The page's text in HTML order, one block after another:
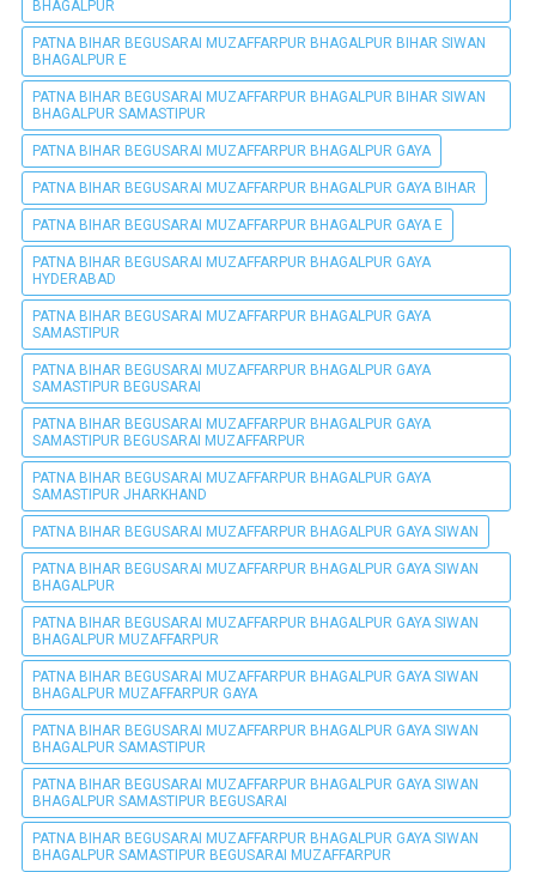
BHAGALPUR
PATNA BIHAR BEGUSARAI MUZAFFARPUR BHAGALPUR BIHAR SIWAN
BHAGALPUR E
PATNA BIHAR BEGUSARAI MUZAFFARPUR BHAGALPUR BIHAR SIWAN
BHAGALPUR SAMASTIPUR
PATNA BIHAR BEGUSARAI MUZAFFARPUR BHAGALPUR GAYA
PATNA BIHAR BEGUSARAI MUZAFFARPUR BHAGALPUR GAYA BIHAR
PATNA BIHAR BEGUSARAI MUZAFFARPUR BHAGALPUR GAYA E
PATNA BIHAR BEGUSARAI MUZAFFARPUR BHAGALPUR GAYA
HYDERABAD
PATNA BIHAR BEGUSARAI MUZAFFARPUR BHAGALPUR GAYA
SAMASTIPUR
PATNA BIHAR BEGUSARAI MUZAFFARPUR BHAGALPUR GAYA
SAMASTIPUR BEGUSARAI
PATNA BIHAR BEGUSARAI MUZAFFARPUR BHAGALPUR GAYA
SAMASTIPUR BEGUSARAI MUZAFFARPUR
PATNA BIHAR BEGUSARAI MUZAFFARPUR BHAGALPUR GAYA
SAMASTIPUR JHARKHAND
PATNA BIHAR BEGUSARAI MUZAFFARPUR BHAGALPUR GAYA SIWAN
PATNA BIHAR BEGUSARAI MUZAFFARPUR BHAGALPUR GAYA SIWAN
BHAGALPUR
PATNA BIHAR BEGUSARAI MUZAFFARPUR BHAGALPUR GAYA SIWAN
BHAGALPUR MUZAFFARPUR
PATNA BIHAR BEGUSARAI MUZAFFARPUR BHAGALPUR GAYA SIWAN
BHAGALPUR MUZAFFARPUR GAYA
PATNA BIHAR BEGUSARAI MUZAFFARPUR BHAGALPUR GAYA SIWAN
BHAGALPUR SAMASTIPUR
PATNA BIHAR BEGUSARAI MUZAFFARPUR BHAGALPUR GAYA SIWAN
BHAGALPUR SAMASTIPUR BEGUSARAI
PATNA BIHAR BEGUSARAI MUZAFFARPUR BHAGALPUR GAYA SIWAN
BHAGALPUR SAMASTIPUR BEGUSARAI MUZAFFARPUR